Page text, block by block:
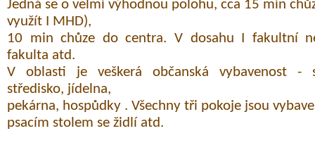
Jedná se o velmi výhodnou polohu, cca 15 min
využít I MHD),
10 min chůze do centra. V dosahu I fakultní
fakulta atd.
V oblasti je veškerá občanská vybavenost -
středisko, jídelna,
pekárna, hospůdky . Všechny tři pokoje jsou
psacím stolem se židlí atd.